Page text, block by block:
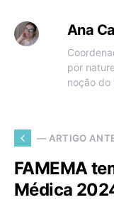
Ana
por
noção do
— ARTIGO
FAMEMA
Médica